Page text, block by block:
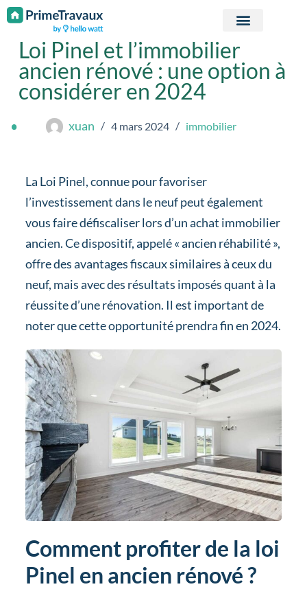
Passer au contenu
Loi Pinel et l’immobilier
ancien rénové : une option à
considérer en 2024
xuan 4 mars 2024 immobilier
La Loi Pinel, connue pour favoriser
l’investissement dans le neuf peut également
vous faire défiscaliser lors d’un achat immobilier
ancien. Ce dispositif, appelé « ancien réhabilité »,
offre des avantages fiscaux similaires à ceux du
neuf, mais avec des résultats imposés quant à la
réussite d’une rénovation. Il est important de
noter que cette opportunité prendra fin en 2024.
Comment profiter de la loi
Pinel en ancien rénové ?